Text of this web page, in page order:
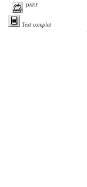
print
Text complet